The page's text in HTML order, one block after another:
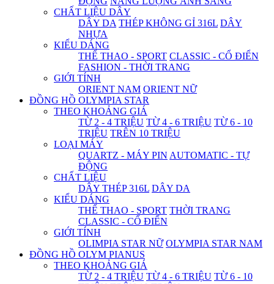
CHẤT LIỆU DÂY
DÂY DA THÉP KHÔNG GỈ 316L DÂY
NHỰA
KIỂU DÁNG
THỂ THAO - SPORT CLASSIC - CỔ ĐIỂN
FASHION - THỜI TRANG
GIỚI TÍNH
ORIENT NAM ORIENT NỮ
ĐỒNG HỒ OLYMPIA STAR
THEO KHOẢNG GIÁ
TỪ 2 - 4 TRIỆU TỪ 4 - 6 TRIỆU TỪ 6 - 10
TRIỆU TRÊN 10 TRIỆU
LOẠI MÁY
QUARTZ - MÁY PIN AUTOMATIC - TỰ
ĐỘNG
CHẤT LIỆU
DÂY THÉP 316L DÂY DA
KIỂU DÁNG
THỂ THAO - SPORT THỜI TRANG
CLASSIC - CỔ ĐIỂN
GIỚI TÍNH
OLIMPIA STAR NỮ OLYMPIA STAR NAM
ĐỒNG HỒ OLYM PIANUS
THEO KHOẢNG GIÁ
TỪ 2 - 4 TRIỆU TỪ 4 - 6 TRIỆU TỪ 6 - 10